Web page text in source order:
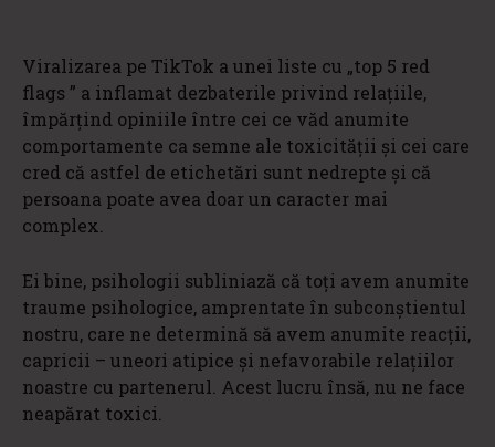
Viralizarea pe TikTok a unei liste cu „top 5 red
flags ” a inflamat dezbaterile privind relațiile,
împărțind opiniile între cei ce văd anumite
comportamente ca semne ale toxicității și cei care
cred că astfel de etichetări sunt nedrepte și că
persoana poate avea doar un caracter mai
complex.
Ei bine, psihologii subliniază că toți avem anumite
traume psihologice, amprentate în subconștientul
nostru, care ne determină să avem anumite reacții,
capricii – uneori atipice și nefavorabile relațiilor
noastre cu partenerul. Acest lucru însă, nu ne face
neapărat toxici.